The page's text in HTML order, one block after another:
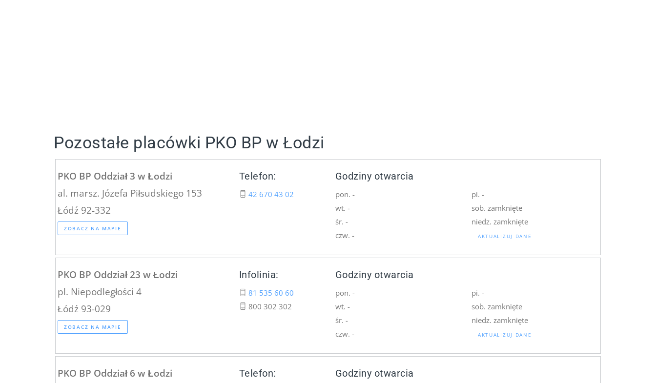
Pozostałe placówki PKO BP w Łodzi
PKO BP Oddział 3 w Łodzi
al. marsz. Józefa Piłsudskiego 153
Łódź 92-332
ZOBACZ NA MAPIE
Telefon:
42 670 43 02
Godziny otwarcia
pon. -
wt. -
śr. -
czw. -
pi. -
sob. zamknięte
niedz. zamknięte
AKTUALIZUJ DANE
PKO BP Oddział 23 w Łodzi
pl. Niepodległości 4
Łódź 93-029
ZOBACZ NA MAPIE
Infolinia:
81 535 60 60
800 302 302
Godziny otwarcia
pon. -
wt. -
śr. -
czw. -
pi. -
sob. zamknięte
niedz. zamknięte
AKTUALIZUJ DANE
PKO BP Oddział 6 w Łodzi
Telefon: Godziny otwarcia